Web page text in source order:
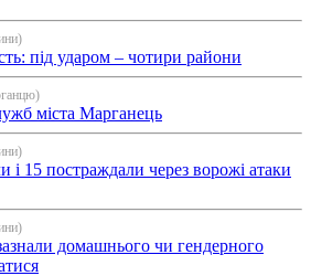
під ударом – чотири райони
міста Марганець
і 15 постраждали через ворожі атаки
домашнього чи гендерного